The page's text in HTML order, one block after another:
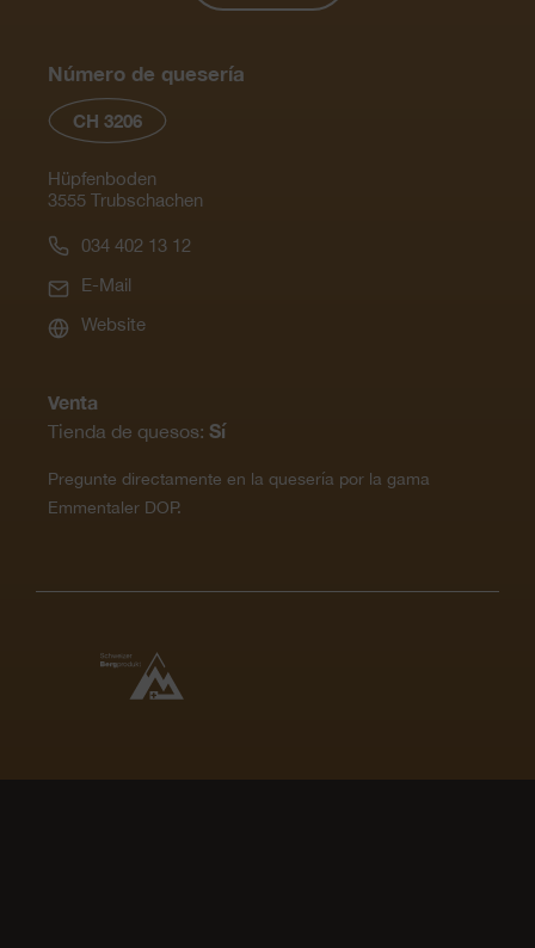
Número de quesería
CH 3206
Hüpfenboden
3555 Trubschachen
034 402 13 12
E-Mail
Website
Venta
Tienda de quesos: Sí
Pregunte directamente en la quesería por la gama
Emmentaler DOP.